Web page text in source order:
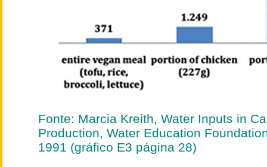
Fonte: Marcia Kreith, Water Inputs in
Production, Water Education
1991 (gráfico E3 página 28)